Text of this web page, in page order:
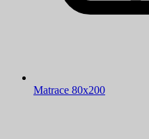
Matrace 80x200